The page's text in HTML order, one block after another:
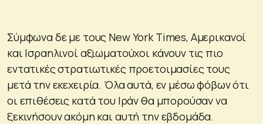
Σύμφωνα δε με τους New York Times, Αμερικανοί
και Ισραηλινοί αξιωματούχοι κάνουν τις πιο
εντατικές στρατιωτικές προετοιμασίες τους
μετά την εκεχειρία. Όλα αυτά, εν μέσω φόβων ότι
οι επιθέσεις κατά του Ιράν θα μπορούσαν να
ξεκινήσουν ακόμη και αυτή την εβδομάδα.